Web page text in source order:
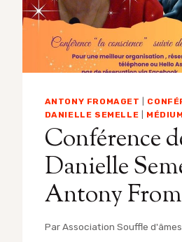
ANTONY FROMAGET
DANIELLE SEMELLE
Conférence
Danielle
Antony
Par Association Souffle d'âmes